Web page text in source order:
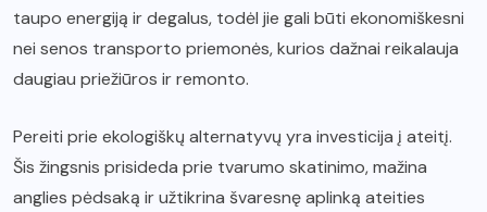
taupo energiją ir degalus, todėl jie gali būti ekonomiškesni
nei senos transporto priemonės, kurios dažnai reikalauja
daugiau priežiūros ir remonto.
Pereiti prie ekologiškų alternatyvų yra investicija į ateitį.
Šis žingsnis prisideda prie tvarumo skatinimo, mažina
anglies pėdsaką ir užtikrina švaresnę aplinką ateities